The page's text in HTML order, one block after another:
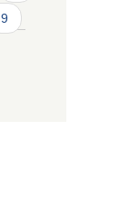
9